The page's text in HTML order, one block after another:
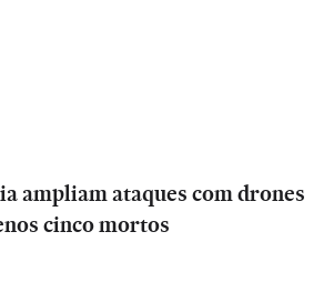
ampliam ataques com drones
cinco mortos